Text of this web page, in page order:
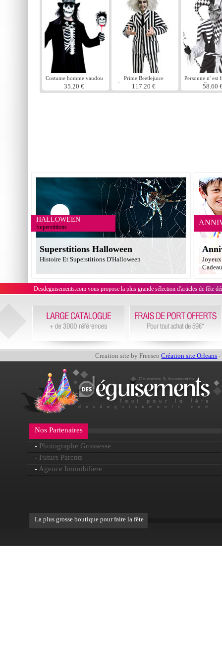
Costume homme vaudou
35.20 €
Prime Beetlejuice
deguisement y compris
Kit de maquillage &
117.20 €
Personne n' est
58.60
HALLOWEEN
Superstitions
Superstitions Halloween
Histoire Et Superstitions D'Halloween
Desdeguisements.com vous propose la plus grande sélection d'articles de fête
Creation site by FreeseoCréation site Orleans -
Nos Partenaires
- Photographe Grossesse
- Futurs Parents
- Agence Immobiliere
La plus grosse boutique pour faire la fête